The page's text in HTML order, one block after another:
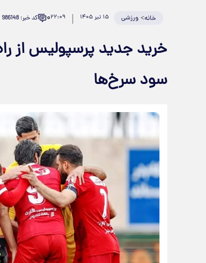
خانه> ورزشی ۱۵ تیر ۱۴۰۵ ۲۲:۰۹۰ کد خبر: 986148
خرید جدید پرسپولیس از
سود سرخ‌ها